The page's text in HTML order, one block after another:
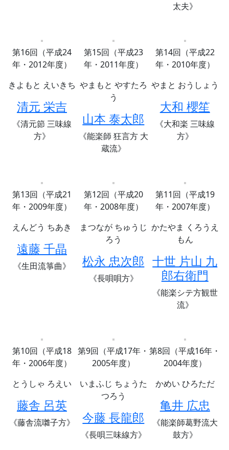
太夫》
第16回（平成24
年・2012年度）
きよもと えいきち
清元 栄吉
《清元節 三味線
方》
第15回（平成23
年・2011年度）
やまもと やすたろ
う
山本 泰太郎
《能楽師 狂言方 大
蔵流》
第14回（平成22
年・2010年度）
やまと おうしょう
大和 櫻笙
《大和楽 三味線
方》
第13回（平成21
年・2009年度）
えんどう ちあき
遠藤 千晶
《生田流箏曲》
第12回（平成20
年・2008年度）
まつなが ちゅうじ
ろう
松永 忠次郎
《長唄唄方》
第11回（平成19
年・2007年度）
かたやま くろうえ
もん
十世 片山 九
郎右衛門
《能楽シテ方観世
流》
第10回（平成18
年・2006年度）
とうしゃ ろえい
藤舎 呂英
《藤舎流囃子方》
第9回（平成17年・
2005年度）
いまふじ ちょうた
つろう
今藤 長龍郎
《長唄三味線方》
第8回（平成16年・
2004年度）
かめい ひろただ
亀井 広忠
《能楽師葛野流大
鼓方》